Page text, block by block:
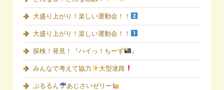
大盛り上がり！楽しい運動会！！
大盛り上がり！楽しい運動会！！
探検！発見！『ハイっ！ちーず 』
みんなで考えて協力 大型迷路
ぷるるん あじさいゼリー